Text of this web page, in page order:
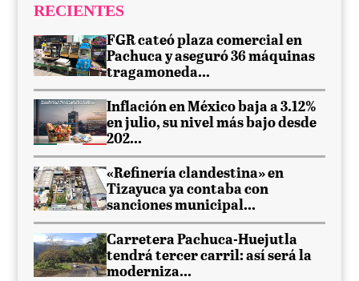
RECIENTES
FGR cateó plaza comercial en
Pachuca y aseguró 36 máquinas
tragamoneda...
Inflación en México baja a 3.12%
en julio, su nivel más bajo desde
202...
«Refinería clandestina» en
Tizayuca ya contaba con
sanciones municipal...
Carretera Pachuca-Huejutla
tendrá tercer carril: así será la
moderniza...